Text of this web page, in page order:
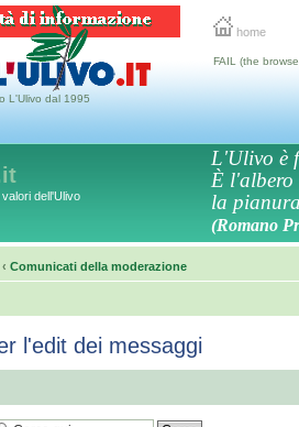
home
L'Ulivo dal 1995
FAIL (the
dell'Ulivo
L'Ulivo è
È l'albero
la
(Romano
‹ Comunicati della moderazione
l'edit dei messaggi